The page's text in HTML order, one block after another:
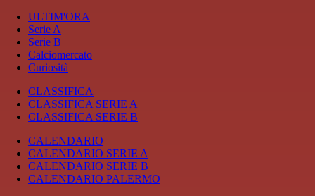
ULTIM'ORA
Serie A
Serie B
Calciomercato
Curiosità
CLASSIFICA
CLASSIFICA SERIE A
CLASSIFICA SERIE B
CALENDARIO
CALENDARIO SERIE A
CALENDARIO SERIE B
CALENDARIO PALERMO